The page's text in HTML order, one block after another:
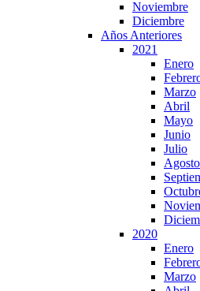
Noviembre
Diciembre
Años Anteriores
2021
Enero
Marzo
Abril
Mayo
Junio
Julio
Agosto
2020
Enero
Marzo